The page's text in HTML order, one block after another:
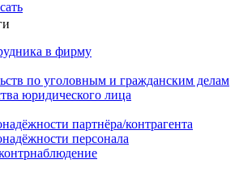
в фирму
по уголовным и гражданским делам
юридического лица
партнёра/контрагента
персонала